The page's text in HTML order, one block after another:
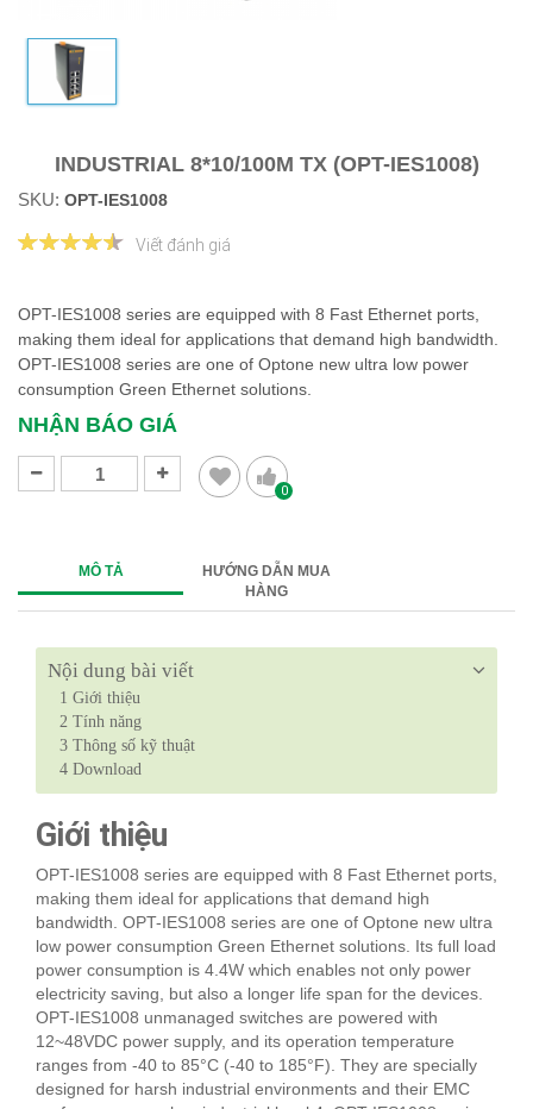
INDUSTRIAL 8*10/100M TX (OPT-IES1008)
SKU: OPT-IES1008
Viết đánh giá
OPT-IES1008 series are equipped with 8 Fast Ethernet ports,
making them ideal for applications that demand high bandwidth.
OPT-IES1008 series are one of Optone new ultra low power
consumption Green Ethernet solutions.
NHẬN BÁO GIÁ
0
MÔ TẢ
HƯỚNG DẪN MUA
HÀNG
Nội dung bài viết
1 Giới thiệu
2 Tính năng
3 Thông số kỹ thuật
4 Download
Giới thiệu
OPT-IES1008 series are equipped with 8 Fast Ethernet ports,
making them ideal for applications that demand high
bandwidth. OPT-IES1008 series are one of Optone new ultra
low power consumption Green Ethernet solutions. Its full load
power consumption is 4.4W which enables not only power
electricity saving, but also a longer life span for the devices.
OPT-IES1008 unmanaged switches are powered with
12~48VDC power supply, and its operation temperature
ranges from -40 to 85°C (-40 to 185°F). They are specially
designed for harsh industrial environments and their EMC